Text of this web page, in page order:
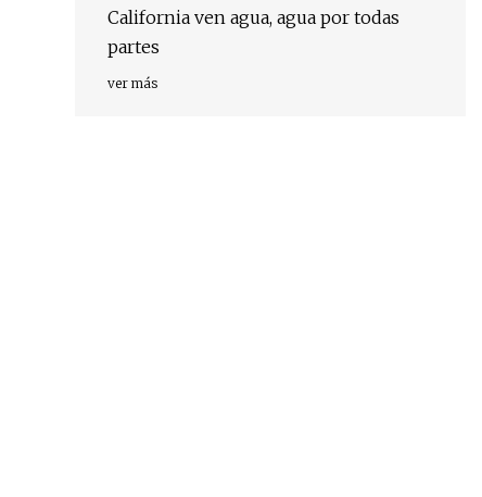
California ven agua, agua por todas
partes
ver más